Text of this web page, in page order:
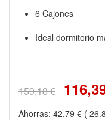
6 Cajones
Ideal dormitorio
159,18 €
Ahorras: 42,79 € (